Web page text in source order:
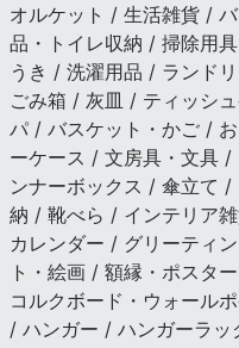
オルケット / 生活雑貨 /
品・トイレ収納 / 掃除用
うき / 洗濯用品 / ランド
ごみ箱 / 灰皿 / ティッシ
パ / バスケット・かご /
ーケース / 文房具・文具
ンナーボックス / 傘立て
納 / 靴べら / インテリア
カレンダー / グリーティ
ト・絵画 / 額縁・ポスタ
コルクボード・ウォール
/ ハンガー / ハンガーラ